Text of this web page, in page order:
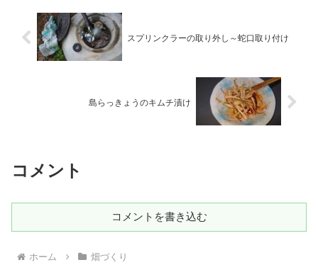
スプリンクラーの取り外し～蛇口取り付け
島らっきょうのキムチ漬け
コメント
コメントを書き込む
ホーム 畑づくり